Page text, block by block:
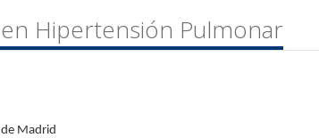
Hipertensión Pulmonar
Madrid